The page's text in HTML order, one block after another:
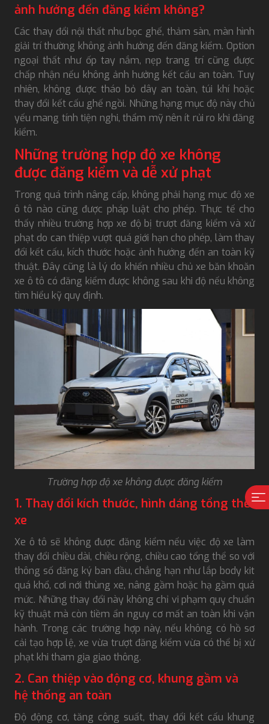
ảnh hưởng đến đăng kiểm không?
Các thay đổi nội thất như bọc ghế, thảm sàn, màn hình
giải trí thường không ảnh hưởng đến đăng kiểm. Option
ngoại thất như ốp tay nắm, nẹp trang trí cũng được
chấp nhận nếu không ảnh hưởng kết cấu an toàn. Tuy
nhiên, không được tháo bỏ dây an toàn, túi khí hoặc
thay đổi kết cấu ghế ngồi. Những hạng mục độ này chủ
yếu mang tính tiện nghi, thẩm mỹ nên ít rủi ro khi đăng
kiểm.
Những trường hợp độ xe không
được đăng kiểm và dễ xử phạt
Trong quá trình nâng cấp, không phải hạng mục độ xe
ô tô nào cũng được pháp luật cho phép. Thực tế cho
thấy nhiều trường hợp xe độ bị trượt đăng kiểm và xử
phạt do can thiệp vượt quá giới hạn cho phép, làm thay
đổi kết cấu, kích thước hoặc ảnh hưởng đến an toàn kỹ
thuật. Đây cũng là lý do khiến nhiều chủ xe băn khoăn
xe ô tô có đăng kiểm được không sau khi độ nếu không
tìm hiểu kỹ quy định.
Trường hợp độ xe không được đăng kiểm
1. Thay đổi kích thước, hình dáng tổng thể
xe
Xe ô tô sẽ không được đăng kiểm nếu việc độ xe làm
thay đổi chiều dài, chiều rộng, chiều cao tổng thể so với
thông số đăng ký ban đầu, chẳng hạn như lắp body kit
quá khổ, cơi nới thùng xe, nâng gầm hoặc hạ gầm quá
mức. Những thay đổi này không chỉ vi phạm quy chuẩn
kỹ thuật mà còn tiềm ẩn nguy cơ mất an toàn khi vận
hành. Trong các trường hợp này, nếu không có hồ sơ
cải tạo hợp lệ, xe vừa trượt đăng kiểm vừa có thể bị xử
phạt khi tham gia giao thông.
2. Can thiệp vào động cơ, khung gầm và
hệ thống an toàn
Độ động cơ, tăng công suất, thay đổi kết cấu khung